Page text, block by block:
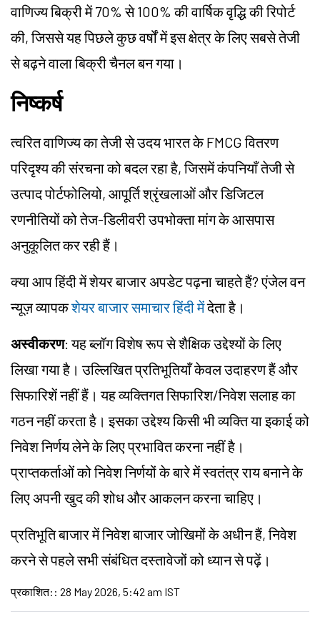
वाणिज्य बिक्री में 70% से 100% की वार्षिक वृद्धि की रिपोर्ट
की, जिससे यह पिछले कुछ वर्षों में इस क्षेत्र के लिए सबसे तेजी
से बढ़ने वाला बिक्री चैनल बन गया।
निष्कर्ष
त्वरित वाणिज्य का तेजी से उदय भारत के FMCG वितरण
परिदृश्य की संरचना को बदल रहा है, जिसमें कंपनियाँ तेजी से
उत्पाद पोर्टफोलियो, आपूर्ति श्रृंखलाओं और डिजिटल
रणनीतियों को तेज-डिलीवरी उपभोक्ता मांग के आसपास
अनुकूलित कर रही हैं।
क्या आप हिंदी में शेयर बाजार अपडेट पढ़ना चाहते हैं? एंजेल वन
न्यूज़ व्यापकशेयर बाजार समाचार हिंदी मेंदेता है।
अस्वीकरण: यह ब्लॉग विशेष रूप से शैक्षिक उद्देश्यों के लिए
लिखा गया है। उल्लिखित प्रतिभूतियाँ केवल उदाहरण हैं और
सिफारिशें नहीं हैं। यह व्यक्तिगत सिफारिश/निवेश सलाह का
गठन नहीं करता है। इसका उद्देश्य किसी भी व्यक्ति या इकाई को
निवेश निर्णय लेने के लिए प्रभावित करना नहीं है।
प्राप्तकर्ताओं को निवेश निर्णयों के बारे में स्वतंत्र राय बनाने के
लिए अपनी खुद की शोध और आकलन करना चाहिए।
प्रतिभूति बाजार में निवेश बाजार जोखिमों के अधीन हैं, निवेश
करने से पहले सभी संबंधित दस्तावेजों को ध्यान से पढ़ें।
प्रकाशित: : 28 May 2026, 5:42 am IST